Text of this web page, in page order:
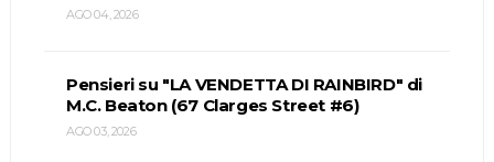
AGO 04, 2026
Pensieri su "LA VENDETTA DI RAINBIRD" di
M.C. Beaton (67 Clarges Street #6)
AGO 03, 2026